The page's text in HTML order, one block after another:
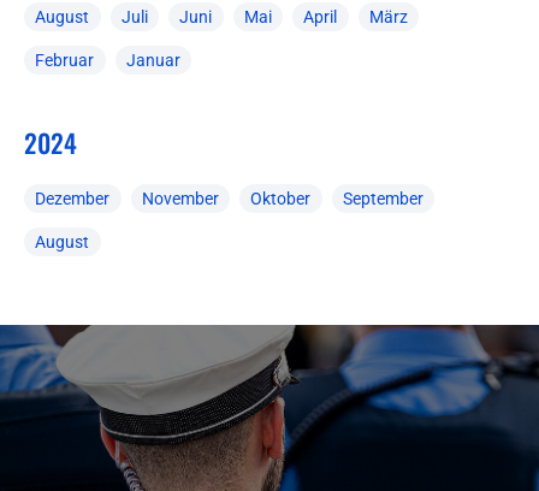
August Juli Juni Mai April März
Februar Januar
2024
Dezember November Oktober September
August